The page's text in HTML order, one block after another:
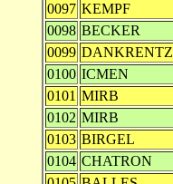
0097 KEMPF
0098 BECKER
0099 DANKRENTZ
0100 ICMEN
0101 MIRB
0102 MIRB
0103 BIRGEL
0104 CHATRON